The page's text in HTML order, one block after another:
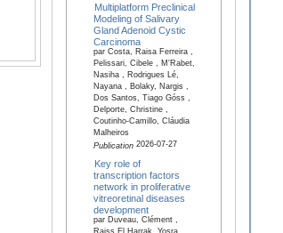
Multiplatform Preclinical
Modeling of Salivary
Gland Adenoid Cystic
Carcinoma
par Costa, Raisa Ferreira ,
Pelissari, Cibele , M'Rabet,
Nasiha , Rodrigues Lé,
Nayana , Bolaky, Nargis ,
Dos Santos, Tiago Góss ,
Delporte, Christine ,
Coutinho-Camillo, Cláudia
Malheiros
Publication2026-07-27
Key role of
transcription factors
network in proliferative
vitreoretinal diseases
development
par Duveau, Clément ,